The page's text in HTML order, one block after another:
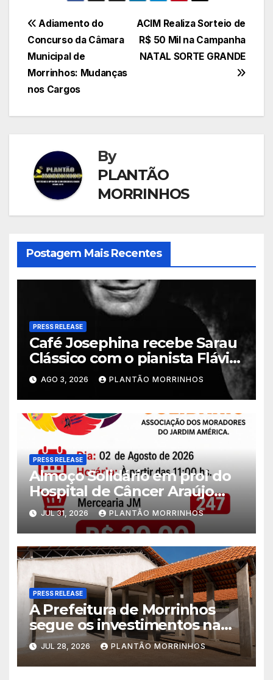
Navegação
de
Post
ACIM Realiza Sorteio de
R$ 50 Mil na Campanha
NATAL SORTE GRANDE
Adiamento do
Concurso da Câmara
Municipal de
Morrinhos: Mudanças
nos Cargos
By
PLANTÃO
MORRINHOS
Postagem Mais Recentes
PRESS RELEASE
Café Josephina recebe Sarau
Clássico com o pianista Flávio
Varani nesta terça-feira
AGO 3, 2026 PLANTÃO MORRINHOS
PRESS RELEASE
Almoço Solidário em prol do
Hospital de Câncer Araújo
Jorge é realizado no Jardim
América
JUL 31, 2026 PLANTÃO MORRINHOS
PRESS RELEASE
A Prefeitura de Morrinhos
segue os investimentos na
educação. A obra da Escola
Municipal Eudóxio de
Figueiredo avança em ritmo
JUL 28, 2026 PLANTÃO MORRINHOS